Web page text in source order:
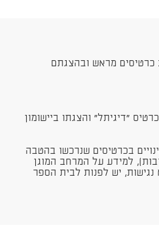
כרטיסים מראש ובהצגתם
"דיגיתל" והצגתו ביישומון
בכרטיסים שנרכשו בהטבה
למידע על המרחב המוגן
יש לפנות לבית הספר